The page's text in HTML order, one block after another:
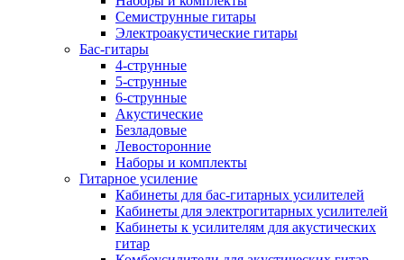
Семиструнные гитары
Электроакустические гитары
Бас-гитары
4-струнные
5-струнные
6-струнные
Акустические
Безладовые
Левосторонние
Наборы и комплекты
Гитарное усиление
Кабинеты для бас-гитарных усилителей
Кабинеты для электрогитарных усилителей
Кабинеты к усилителям для акустических
гитар